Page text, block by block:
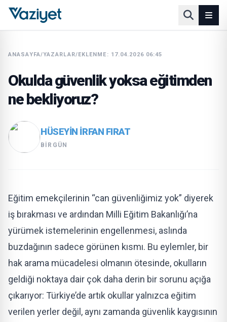
ANASAYFA/YAZARLAR/EKLENME: 17.04.2026 06:45
Okulda güvenlik yoksa eğitimden
ne bekliyoruz?
HÜSEYIN İRFAN FIRAT
BIRGÜN
Eğitim emekçilerinin “can güvenliğimiz yok” diyerek
iş bırakması ve ardından Milli Eğitim Bakanlığı’na
yürümek istemelerinin engellenmesi, aslında
buzdağının sadece görünen kısmı. Bu eylemler, bir
hak arama mücadelesi olmanın ötesinde, okulların
geldiği noktaya dair çok daha derin bir sorunu açığa
çıkarıyor: Türkiye’de artık okullar yalnızca eğitim
verilen yerler değil, aynı zamanda güvenlik kaygısının